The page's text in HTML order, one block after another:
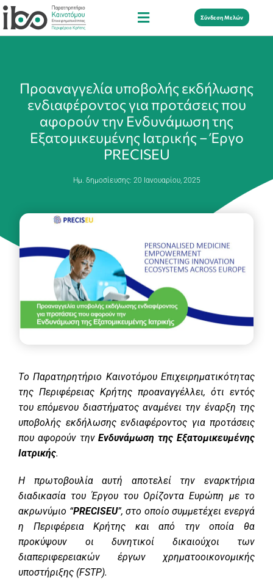
Σύνδεση Μελών
Προαναγγελία υποβολής εκδήλωσης
ενδιαφέροντος για προτάσεις που
αφορούν την Ενδυνάμωση της
Εξατομικευμένης Ιατρικής – Έργο
PRECISEU
Ημ. δημοσίευσης: 20 Ιανουαρίου, 2025
Tο Παρατηρητήριο Καινοτόμου Επιχειρηματικότητας
της Περιφέρειας Κρήτης προαναγγέλλει, ότι εντός
του επόμενου διαστήματος αναμένει την έναρξη της
υποβολής εκδήλωσης ενδιαφέροντος για προτάσεις
που αφορούν τηνΕνδυνάμωση της Εξατομικευμένης
Ιατρικής.
Η πρωτοβουλία αυτή αποτελεί την εναρκτήρια
διαδικασία του Έργου του Ορίζοντα Ευρώπη με το
ακρωνύμιο “PRECISEU”, στο οποίο συμμετέχει ενεργά
η Περιφέρεια Κρήτης και από την οποία θα
προκύψουν οι δυνητικοί δικαιούχοι των
διαπεριφερειακών έργων χρηματοοικονομικής
υποστήριξης (FSTP).